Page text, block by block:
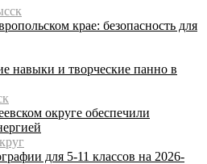
крае: безопасность для
навыки и творческие панно в
округе обеспечили
для 5-11 классов на 2026-